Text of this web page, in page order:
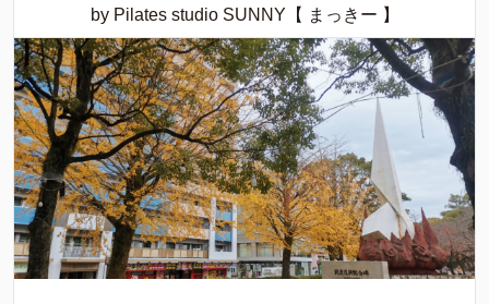
by Pilates studio SUNNY【 まっきー 】